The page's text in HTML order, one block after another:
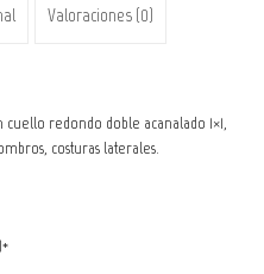
Valoraciones (0)
redondo doble acanalado 1×1,
costuras laterales.